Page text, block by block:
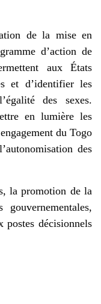
de la mise en
d’action de
aux États
et d’identifier les
des sexes.
en lumière les
du Togo
des
la promotion de la
postes décisionnels